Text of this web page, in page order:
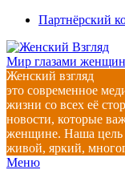
Перейти
содержимому
Партнёрский
Мир глазами
Женский взгляд
это современное
жизни со всех её
новости, которые
женщине. Наша цель
живой, яркий,
Главное
Меню